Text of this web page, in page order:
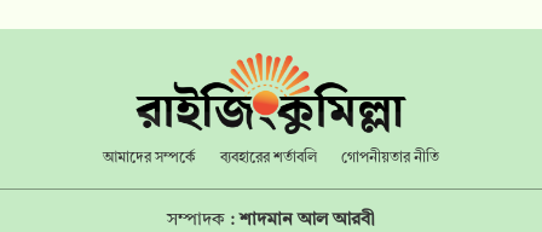
আমাদের সম্পর্কে ব্যবহারের শর্তাবলি গোপনীয়তার নীতি
সম্পাদক :শাদমান আল আরবী